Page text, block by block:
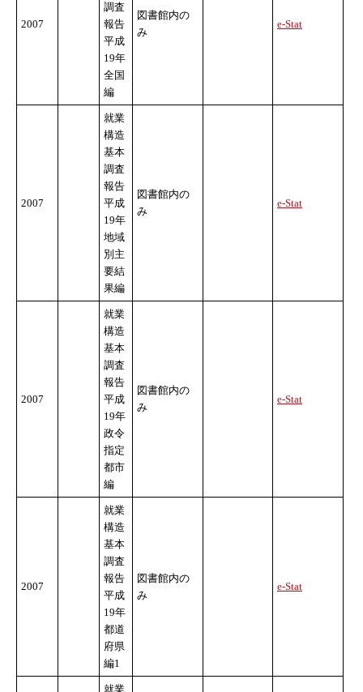
2007
調査
報告
平成
19年
全国
編
図書館内の
み
e-Stat
2007
就業
構造
基本
調査
報告
平成
19年
地域
別主
要結
果編
図書館内の
み
e-Stat
2007
就業
構造
基本
調査
報告
平成
19年
政令
指定
都市
編
図書館内の
み
e-Stat
2007
就業
構造
基本
調査
報告
平成
19年
都道
府県
編1
図書館内の
み
e-Stat
就業